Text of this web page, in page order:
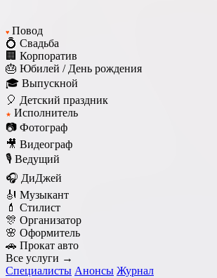
♥ Повод
💍 Свадьба
🏢 Корпоратив
🎂 Юбилей / День рождения
🎓 Выпускной
🎈 Детский праздник
★ Исполнитель
📷 Фотограф
🎥 Видеограф
🎙️ Ведущий
🎧 ДиДжей
🎻 Музыкант
💄 Стилист
🎊 Организатор
🌸 Оформитель
🚗 Прокат авто
Все услуги →
Специалисты Анонсы Журнал